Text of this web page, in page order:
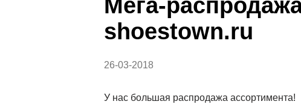
Мега-
shoestown.ru
26-03-2018
У нас большая распродажа ассортимента!